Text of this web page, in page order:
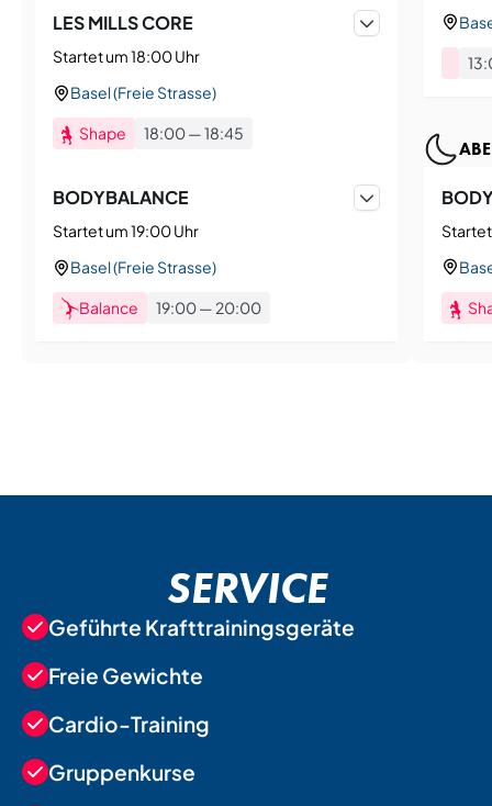
LES MILLS CORE
Startet um 18:00 Uhr
Basel (Freie Strasse)
Shape 18:00—18:45
BODYBALANCE
Startet um 19:00 Uhr
Basel (Freie Strasse)
Balance 19:00— 20:00
SERVICE
Geführte Krafttrainingsgeräte
Freie Gewichte
Cardio-Training
Gruppenkurse